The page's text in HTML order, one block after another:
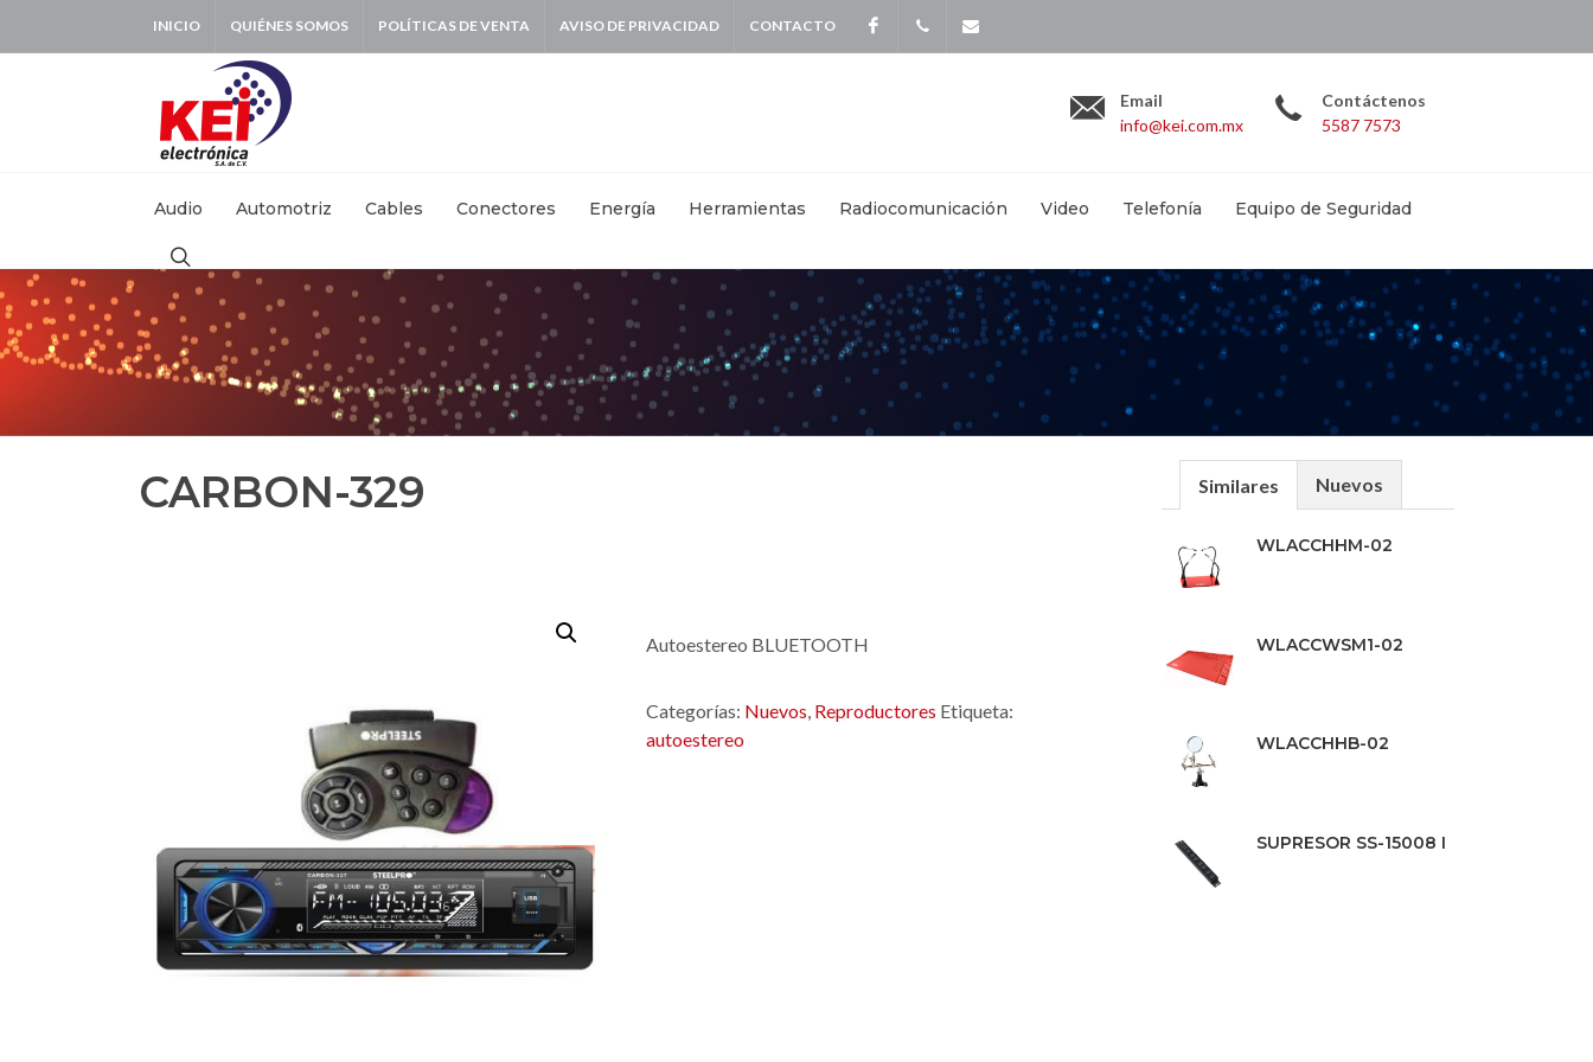
INICIO QUIÉNES SOMOS POLÍTICAS DE VENTA AVISO DE PRIVACIDAD CONTACTO Facebook
55871570
Email
info@kei.com.mx
Contáctenos
5587 7573
Audio Automotriz Cables Conectores Energía Herramientas Radiocomunicación Video Telefonía Equipo de Seguridad
CARBON-329
Autoestereo BLUETOOTH
Categorías: Nuevos, Reproductores Etiqueta:
autoestereo
Similares Nuevos
WLACCHHM-02
WLACCWSM1-02
WLACCHHB-02
SUPRESOR SS-15008 I